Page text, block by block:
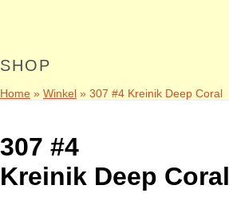
SHOP
Home » Winkel » 307 #4 Kreinik Deep Coral
307 #4
Kreinik Deep Coral